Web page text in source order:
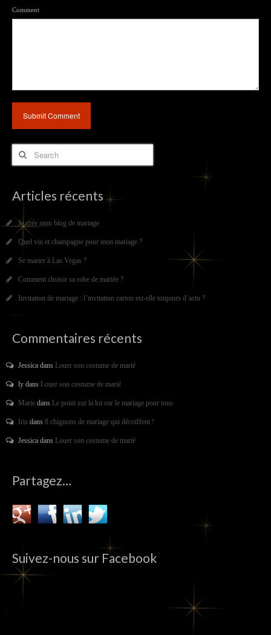
Comment
Articles récents
Je crée mon blog de mariage
Quel vin et champagne pour mon mariage ?
Se marier à Las Vegas ?
Comment choisir sa robe de mariée ?
Invitation de mariage : l’invitation carton est-elle toujours d’actu ?
Commentaires récents
Jessica dans Louer son costume de marié
ly dans Louer son costume de marié
Marie dans Le point sur la loi sur le mariage pour tous
Iris dans 8 chignons de mariage qui décoiffent !
Jessica dans Louer son costume de marié
Partagez…
Suivez-nous sur Facebook